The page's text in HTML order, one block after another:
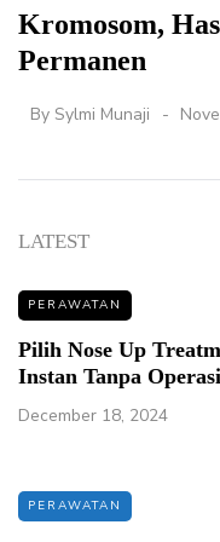
Kromosom,
Permanen
By Sylmi Munaji
LATEST
PERAWATAN
Pilih Nose Up
Instan Tanpa Operasi
December 18, 2024
PERAWATAN